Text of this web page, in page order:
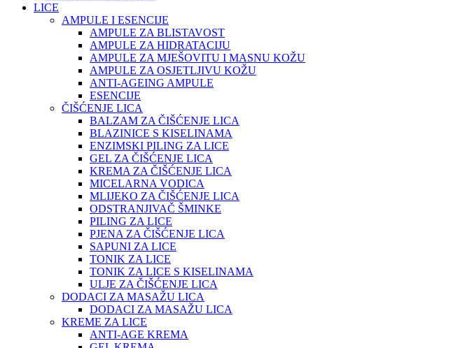
LICE
AMPULE I ESENCIJE
AMPULE ZA BLISTAVOST
AMPULE ZA HIDRATACIJU
AMPULE ZA MJEŠOVITU I MASNU KOŽU
AMPULE ZA OSJETLJIVU KOŽU
ANTI-AGEING AMPULE
ESENCIJE
ČIŠĆENJE LICA
BALZAM ZA ČIŠĆENJE LICA
BLAZINICE S KISELINAMA
ENZIMSKI PILING ZA LICE
GEL ZA ČIŠĆENJE LICA
KREMA ZA ČIŠĆENJE LICA
MICELARNA VODICA
MLIJEKO ZA ČIŠĆENJE LICA
ODSTRANJIVAČ ŠMINKE
PILING ZA LICE
PJENA ZA ČIŠĆENJE LICA
SAPUNI ZA LICE
TONIK ZA LICE
TONIK ZA LICE S KISELINAMA
ULJE ZA ČIŠĆENJE LICA
DODACI ZA MASAŽU LICA
DODACI ZA MASAŽU LICA
KREME ZA LICE
ANTI-AGE KREMA